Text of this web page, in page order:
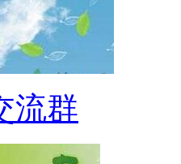
流群